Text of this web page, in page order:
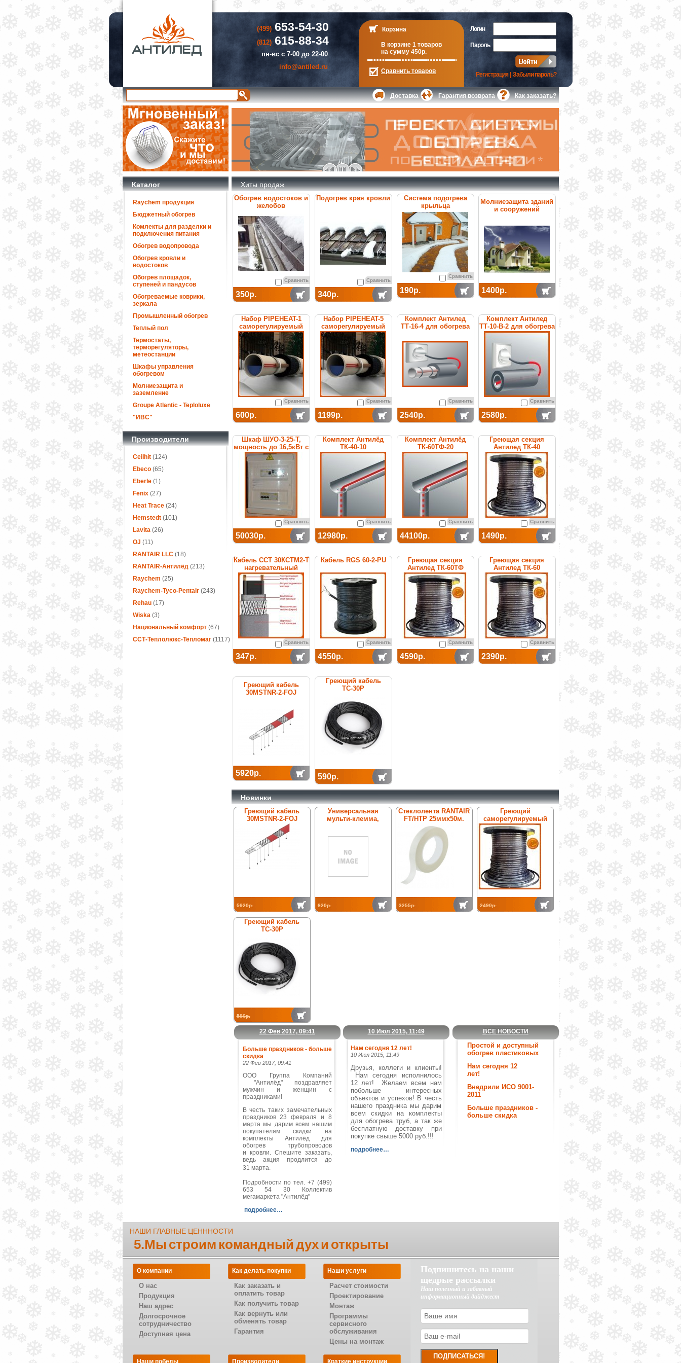
(499)653-54-30
(812)615-88-34
пн-вс с 7-00 до 22-00
info@antiled.ru
Корзина
В корзине 1 товаров
на сумму 450р.
Сравнить товаров
Логин
Пароль
Регистрация| Забыли пароль?
Доставка Гарантия возврата Как заказать?
Каталог
Raychem продукция
Бюджетный обогрев
Комлекты для разделки и
подключения питания
Обогрев водопровода
Обогрев кровли и
водостоков
Обогрев площадок,
ступеней и пандусов
Обогреваемые коврики,
зеркала
Промышленный обогрев
Теплый пол
Термостаты,
терморегуляторы,
метеостанции
Шкафы управления
обогревом
Молниезащита и
заземление
Groupe Atlantic - Teploluxe
"ИВС"
Производители
Ceilhit(124)
Ebeco(65)
Eberle(1)
Fenix(27)
Heat Trace(24)
Hemstedt(101)
Lavita(26)
OJ (11)
RANTAIR LLC(18)
RANTAIR-Антилёд(213)
Raychem (25)
Raychem-Tyco-Pentair (243)
Rehau(17)
Wiska(3)
Национальный комфорт(67)
ССТ-Теплолюкс-Тепломаг(1117)
Хиты продаж
Обогрев водостоков и
желобов
Сравнить
350р.
Подогрев края кровли
Сравнить
340р.
Система подогрева
крыльца
Сравнить
190р.
Молниезащита зданий
и сооружений
1400р.
Набор PIPEHEAT-1
саморегулируемый
для обогрева
пластиковых труб
Сравнить
600р.
Набор PIPEHEAT-5
саморегулируемый
для обогрева
пластиковых труб
Сравнить
1199р.
Комплект Антилед
ТТ-16-4 для обогрева
Сравнить
2540р.
Комплект Антилед
ТТ-10-В-2 для обогрева
труб
Сравнить
2580р.
Шкаф ШУО-3-25-T,
мощность до 16,5кВт с
термостатом
Сравнить
50030р.
Комплект Антилёд
ТК-40-10
Сравнить
12980р.
Комплект Антилёд
ТК-60ТФ-20
Сравнить
44100р.
Греющая секция
Антилед ТК-40
саморегулируемая
Сравнить
1490р.
Кабель ССТ 30КСТМ2-Т
нагревательный
саморегулирующийся
Сравнить
347р.
Кабель RGS 60-2-PU
Сравнить
4550р.
Греющая секция
Антилед ТК-60ТФ
саморегулируемая
Сравнить
4590р.
Греющая секция
Антилед ТК-60
саморегулируемая
Сравнить
2390р.
Греющий кабель
30MSTNR-2-FOJ
5920р.
Греющий кабель
ТС-30Р
590р.
Новинки
Греющий кабель
30MSTNR-2-FOJ
5920р.
Универсальная
мульти-клемма,
820р.
Стеклолента RANTAIR
FT/HTP 25ммх50м.
3255р.
Греющий
саморегулируемый
кабель Антилёд
ТК-31ТФ
2490р.
Греющий кабель
ТС-30Р
590р.
22 Фев 2017, 09:41
Больше праздников - больше
скидка
22 Фев 2017, 09:41
ООО Группа Компаний
"Антилёд" поздравляет
мужчин и женщин с
праздниками!
В честь таких замечательных
праздников 23 февраля и 8
марта мы дарим всем нашим
покупателям скидки на
комплекты Антилёд для
обогрев трубопроводов
и кровли. Спешите заказать,
ведь акция продлится до
31 марта.
Подробности по тел. +7 (499)
653 54 30 Коллектив
мегамаркета "Антилёд"
подробнее…
10 Июл 2015, 11:49
Нам сегодня 12 лет!
10 Июл 2015, 11:49
Друзья, коллеги и клиенты!
Нам сегодня исполнилось
12 лет! Желаем всем нам
побольше интересных
объектов и успехов! В честь
нашего праздника мы дарим
всем скидки на комплекты
для обогрева труб, а так же
бесплатную доставку при
покупке свыше 5000 руб.!!!
подробнее…
ВСЕ НОВОСТИ
Простой и доступный
обогрев пластиковых
труб.
Нам сегодня 12
лет!
Внедрили ИСО 9001-
2011
Больше праздников -
больше скидка
НАШИ ГЛАВНЫЕ ЦЕНННОСТИ
5.Мы строим командный дух и открыты
О компании
О нас
Продукция
Наш адрес
Долгосрочное
сотрудничество
Доступная цена
Как делать покупки
Как заказать и
оплатить товар
Как получить товар
Как вернуть или
обменять товар
Гарантия
Наши услуги
Расчет стоимости
Проектирование
Монтаж
Программы
сервисного
обслуживания
Цены на монтаж
Наши победы Производители Краткие инструкции
Подпишитесь на наши
щедрые рассылки
Наш полезный и забавный
информационный дайджест